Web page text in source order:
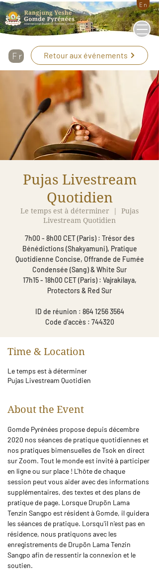
En
Fr Retour aux événements
Pujas Livestream
Quotidien
Le temps est à déterminer
  |
Pujas
Livestream Quotidien
7h00 - 8h00 CET (Paris) : Trésor des
Bénédictions (Shakyamuni), Pratique
Quotidienne Concise, Offrande de Fumée
Condensée (Sang) & White Sur
17h15 - 18h00 CET (Paris) : Vajrakilaya,
Protectors & Red Sur
ID de réunion : 864 1256 3564
Code d'accès : 744320
Time & Location
Le temps est à déterminer
Pujas Livestream Quotidien
About the Event
Gomde Pyrénées propose depuis décembre
2020 nos séances de pratique quotidiennes et
nos pratiques bimensuelles de Tsok en direct
sur Zoom. Tout le monde est invité à participer
en ligne ou sur place ! L'hôte de chaque
session peut vous aider avec des informations
supplémentaires, des textes et des plans de
pratique de page. Lorsque Drupön Lama
Tenzin Sangpo est résident à Gomde, il guidera
les séances de pratique. Lorsqu'il n'est pas en
résidence, nous pratiquons avec les
enregistrements de Drupön Lama Tenzin
Sangpo afin de ressentir la connexion et le
soutien.